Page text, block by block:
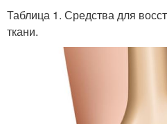
Таблица 1. Средства для
ткани.